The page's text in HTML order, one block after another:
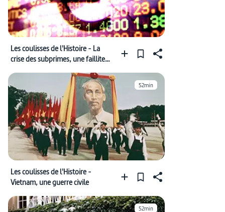
Les coulisses de l'Histoire - La
crise des subprimes, une faillite
52min
Les coulisses de l'Histoire -
Vietnam, une guerre civile
52min